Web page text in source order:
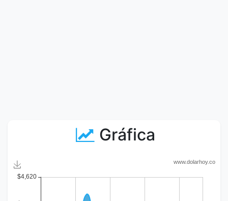
Gráfica